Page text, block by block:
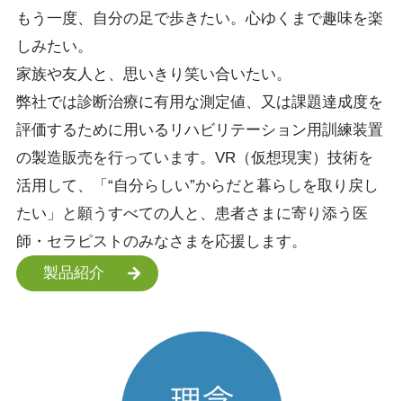
もう一度、自分の足で歩きたい。心ゆくまで趣味を楽
しみたい。
家族や友人と、思いきり笑い合いたい。
弊社では診断治療に有用な測定値、又は課題達成度を
評価するために用いるリハビリテーション用訓練装置
の製造販売を行っています。VR（仮想現実）技術を
活用して、「“自分らしい”からだと暮らしを取り戻し
たい」と願うすべての人と、患者さまに寄り添う医
師・セラピストのみなさまを応援します。
製品紹介